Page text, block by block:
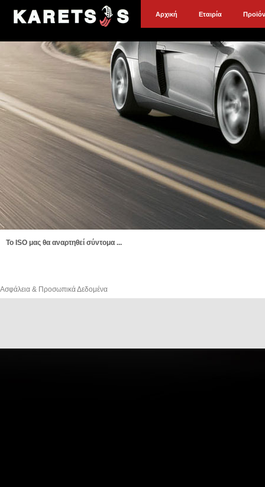
Αρχική Εταιρία
To ISO μας θα αναρτηθεί σύντομα ...
Ασφάλεια & Προσωπικά Δεδομένα